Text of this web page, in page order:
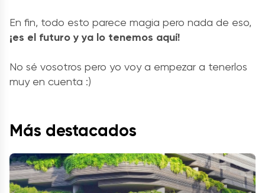
En fin, todo esto parece magia pero nada de eso,
¡es el futuro y ya lo tenemos aquí!
No sé vosotros pero yo voy a empezar a tenerlos
muy en cuenta :)
Más destacados